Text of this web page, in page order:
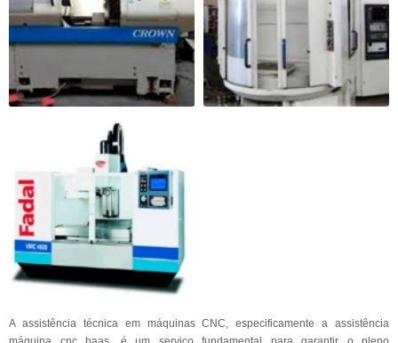
A assistência técnica em máquinas CNC, especificamente a assistência